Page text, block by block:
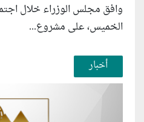
وافق مجلس الوزراء خلال
الخميس، على مشروع...
أخبار